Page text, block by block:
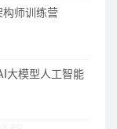
构师训练营
大模型人工智能